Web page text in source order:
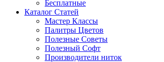
Бесплатные
Каталог Статей
Мастер Классы
Палитры Цветов
Полезные Советы
Полезный Софт
Производители ниток